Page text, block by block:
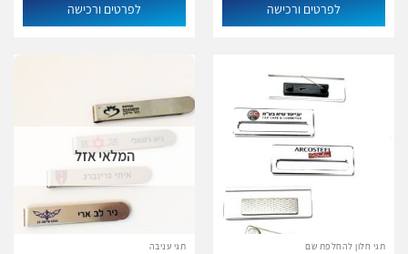
לפרטים ורכישה
לפרטים ורכישה
תגי חלון להחלפת שם
המלאי אזל
תגי עניבה